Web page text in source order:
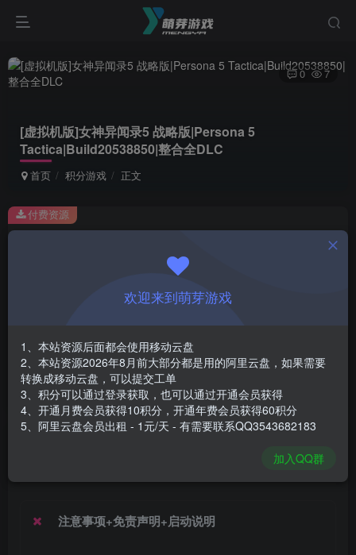
[虚拟机版]女神异闻录5 战略版|Persona 5
Tactica|Build20538850|整合全DLC
首页 积分游戏 正文
0 7
此内容为付费资源，请付费后查看
1积分
安装包大小
15 GB
游戏本体大小
付费资源
关注 私信
注意事项+免责声明+启动说明
欢迎来到萌芽游戏
1、本站资源后面都会使用移动云盘
2、本站资源2026年8月前大部分都是用的阿里云盘，如果需要
转换成移动云盘，可以提交工单
3、积分可以通过登录获取，也可以通过开通会员获得
4、开通月费会员获得10积分，开通年费会员获得60积分
5、阿里云盘会员出租 - 1元/天 - 有需要联系QQ3543682183
加入QQ群